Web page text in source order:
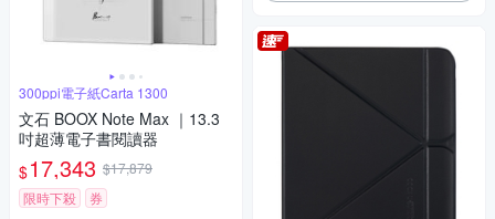
300ppi電子紙Carta 1300
文石 BOOX Note Max ｜13.3
吋超薄電子書閱讀器
$17,343 $17,879
限時下殺
券